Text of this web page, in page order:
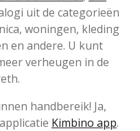
uit de categorieën
woningen, kleding
en andere. U kunt
verheugen in de
handbereik! Ja,
Kimbino app.